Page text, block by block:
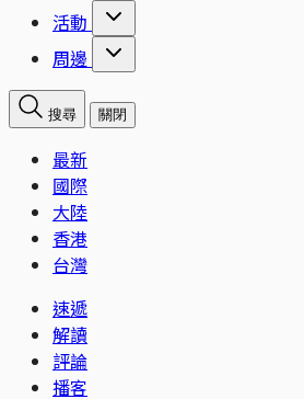
活動
周邊
搜尋 關閉
最新
國際
大陸
香港
台灣
速遞
解讀
評論
播客